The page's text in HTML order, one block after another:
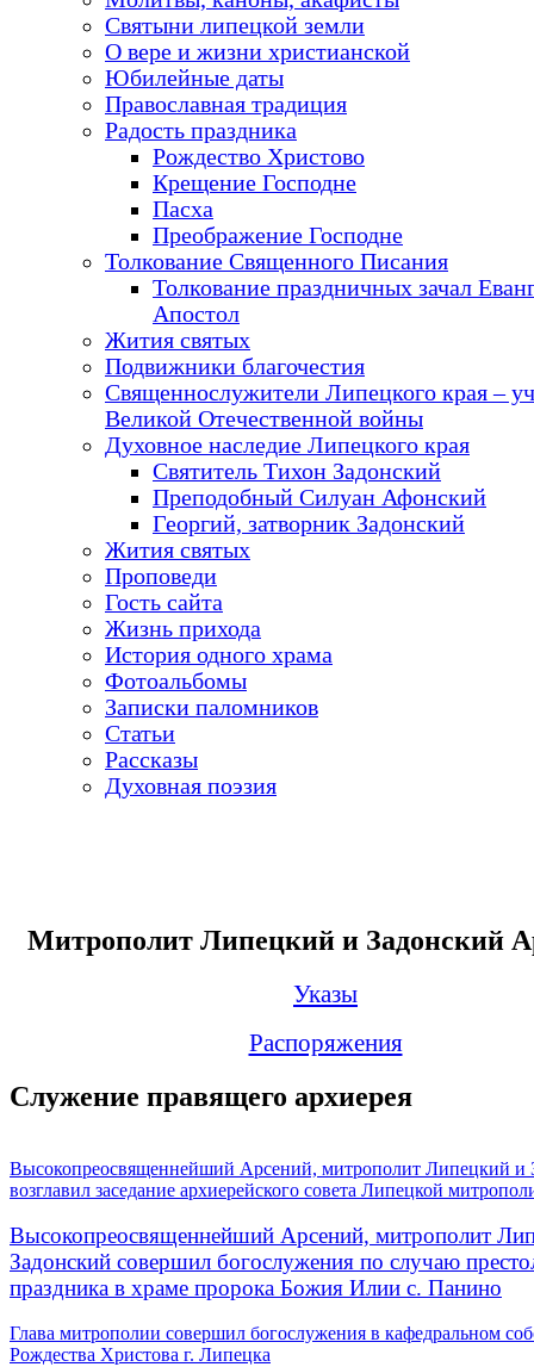
Святыни липецкой земли
О вере и жизни христианской
Юбилейные даты
Православная традиция
Радость праздника
Рождество Христово
Крещение Господне
Пасха
Преображение Господне
Толкование Священного Писания
Толкование праздничных зачал
Апостол
Жития святых
Подвижники благочестия
Священнослужители Липецкого края –
Великой Отечественной войны
Духовное наследие Липецкого края
Святитель Тихон Задонский
Преподобный Силуан Афонский
Георгий, затворник Задонский
Жития святых
Проповеди
Гость сайта
Жизнь прихода
История одного храма
Фотоальбомы
Записки паломников
Статьи
Рассказы
Духовная поэзия
Митрополит Липецкий и Задонский
Указы
Распоряжения
Служение правящего архиерея
Высокопреосвященнейший Арсений, митрополит Липецкий и
возглавил заседание архиерейского совета Липецкой
Высокопреосвященнейший Арсений, митрополит
Задонский совершил богослужения по случаю
праздника в храме пророка Божия Илии с. Панино
Глава митрополии совершил богослужения в кафедральном
Рождества Христова г. Липецка